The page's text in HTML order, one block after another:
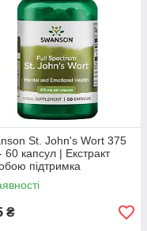
St. John's Wort 375
60 капсул | Екстракт
підтримка
балансу та
самопочуття
₴